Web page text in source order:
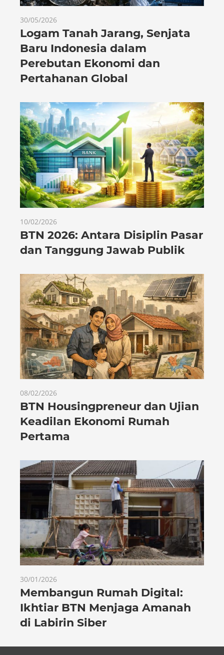
30/05/2026
Logam Tanah Jarang, Senjata
Baru Indonesia dalam
Perebutan Ekonomi dan
Pertahanan Global
10/02/2026
BTN 2026: Antara Disiplin Pasar
dan Tanggung Jawab Publik
08/02/2026
BTN Housingpreneur dan Ujian
Keadilan Ekonomi Rumah
Pertama
30/01/2026
Membangun Rumah Digital:
Ikhtiar BTN Menjaga Amanah
di Labirin Siber